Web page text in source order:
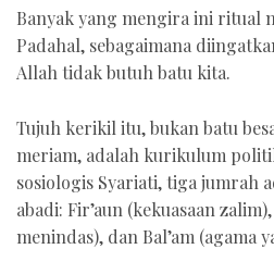
Banyak yang mengira ini ritual
Padahal, sebagaimana
Allah tidak butuh batu kita.
Tujuh kerikil itu, bukan batu
meriam, adalah kurikulum
sosiologis Syariati, tiga jumrah
abadi: Fir’aun (kekuasaan
menindas), dan Bal’am (agama